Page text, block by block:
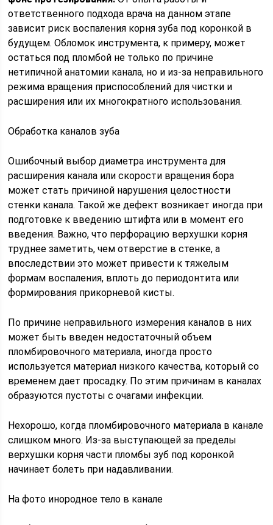
ответственного подхода врача на данном этапе
зависит риск воспаления корня зуба под коронкой в
будущем. Обломок инструмента, к примеру, может
остаться под пломбой не только по причине
нетипичной анатомии канала, но и из-за неправильного
режима вращения приспособлений для чистки и
расширения или их многократного использования.
Обработка каналов зуба
Ошибочный выбор диаметра инструмента для
расширения канала или скорости вращения бора
может стать причиной нарушения целостности
стенки канала. Такой же дефект возникает иногда при
подготовке к введению штифта или в момент его
введения. Важно, что перфорацию верхушки корня
труднее заметить, чем отверстие в стенке, а
впоследствии это может привести к тяжелым
формам воспаления, вплоть до периодонтита или
формирования прикорневой кисты.
По причине неправильного измерения каналов в них
может быть введен недостаточный объем
пломбировочного материала, иногда просто
используется материал низкого качества, который со
временем дает просадку. По этим причинам в каналах
образуются пустоты с очагами инфекции.
Нехорошо, когда пломбировочного материала в канале
слишком много. Из-за выступающей за пределы
верхушки корня части пломбы зуб под коронкой
начинает болеть при надавливании.
На фото инородное тело в канале